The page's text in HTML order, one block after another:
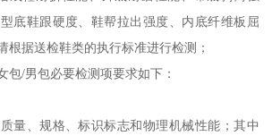
底鞋跟硬度、鞋帮拉出强度、内底纤维板屈
根据送检鞋类的执行标准进行检测；
包/男包必要检测项要求如下：
量、规格、标识标志和物理机械性能；其中